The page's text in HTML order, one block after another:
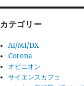
カテゴリー
AI/MI/DX
Corona
オピニオン
サイエンスカフェ